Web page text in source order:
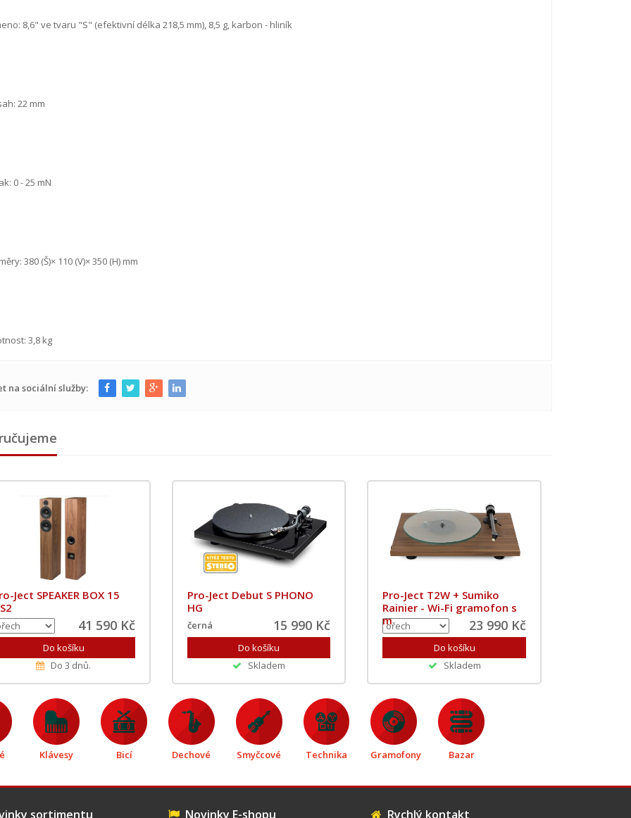
8,6" ve tvaru "S" (efektivní délka 218,5 mm), 8,5 g, karbon - hliník
22 mm
0 - 25 mN
380 (Š)× 110 (V)× 350 (H) mm
3,8 kg
na sociální služby:
Ject SPEAKER BOX 15
41 590 Kč
Do 3 dnů.
Pro-Ject Debut S PHONO
HG
černá 15 990 Kč
Skladem
Pro-Ject T2W + Sumiko
Rainier - Wi-Fi gramofon s
m
23 990 Kč
Skladem
Klávesy Bicí Dechové Smyčcové Technika Gramofony Bazar
sortimentu Novinky E-shopu Rychlý kontakt